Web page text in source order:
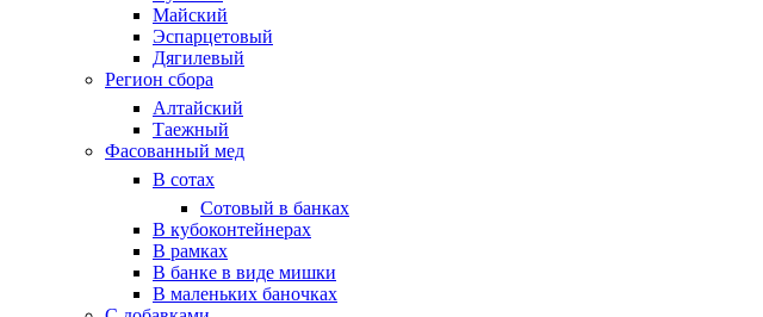
Майский
Эспарцетовый
Дягилевый
Регион сбора
Алтайский
Таежный
Фасованный мед
В сотах
Сотовый в банках
В кубоконтейнерах
В рамках
В банке в виде мишки
В маленьких баночках